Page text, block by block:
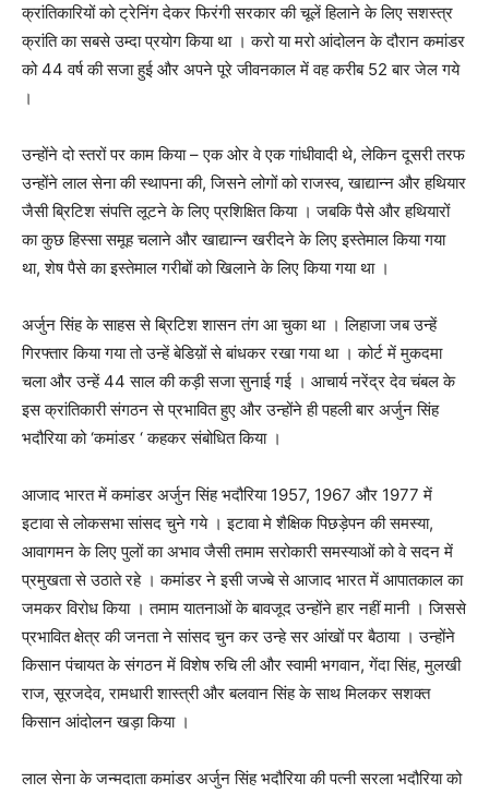
क्रांतिकारियों को ट्रेनिंग देकर फिरंगी सरकार की चूलें हिलाने के लिए सशस्त्र
क्रांति का सबसे उम्दा प्रयोग किया था । करो या मरो आंदोलन के दौरान कमांडर
को 44 वर्ष की सजा हुई और अपने पूरे जीवनकाल में वह करीब 52 बार जेल गये
।
उन्होंने दो स्तरों पर काम किया – एक ओर वे एक गांधीवादी थे, लेकिन दूसरी तरफ
उन्होंने लाल सेना की स्थापना की, जिसने लोगों को राजस्व, खाद्यान्न और हथियार
जैसी ब्रिटिश संपत्ति लूटने के लिए प्रशिक्षित किया । जबकि पैसे और हथियारों
का कुछ हिस्सा समूह चलाने और खाद्यान्न खरीदने के लिए इस्तेमाल किया गया
था, शेष पैसे का इस्तेमाल गरीबों को खिलाने के लिए किया गया था ।
अर्जुन सिंह के साहस से ब्रिटिश शासन तंग आ चुका था । लिहाजा जब उन्हें
गिरफ्तार किया गया तो उन्हें बेडिय़ों से बांधकर रखा गया था । कोर्ट में मुकदमा
चला और उन्हें 44 साल की कड़ी सजा सुनाई गई । आचार्य नरेंद्र देव चंबल के
इस क्रांतिकारी संगठन से प्रभावित हुए और उन्होंने ही पहली बार अर्जुन सिंह
भदौरिया को ‘कमांडर ‘ कहकर संबोधित किया ।
आजाद भारत में कमांडर अर्जुन सिंह भदौरिया 1957, 1967 और 1977 में
इटावा से लोकसभा सांसद चुने गये । इटावा मे शैक्षिक पिछड़ेपन की समस्या,
आवागमन के लिए पुलों का अभाव जैसी तमाम सरोकारी समस्याओं को वे सदन में
प्रमुखता से उठाते रहे । कमांडर ने इसी जज्बे से आजाद भारत में आपातकाल का
जमकर विरोध किया । तमाम यातनाओं के बावजूद उन्होंने हार नहीं मानी । जिससे
प्रभावित क्षेत्र की जनता ने सांसद चुन कर उन्हे सर आंखों पर बैठाया । उन्होंने
किसान पंचायत के संगठन में विशेष रुचि ली और स्वामी भगवान, गेंदा सिंह, मुलखी
राज, सूरजदेव, रामधारी शास्त्री और बलवान सिंह के साथ मिलकर सशक्त
किसान आंदोलन खड़ा किया ।
लाल सेना के जन्मदाता कमांडर अर्जुन सिंह भदौरिया की पत्नी सरला भदौरिया को